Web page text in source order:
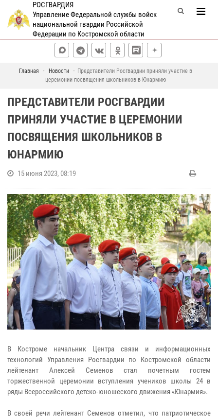
РОСГВАРДИЯ
Управление Федеральной службы войск
национальной гвардии Российской
Федерации по Костромской области
Главная Новости
Представители Росгвардии приняли участие в
церемонии посвящения школьников в Юнармию
ПРЕДСТАВИТЕЛИ РОСГВАРДИИ
ПРИНЯЛИ УЧАСТИЕ В ЦЕРЕМОНИИ
ПОСВЯЩЕНИЯ ШКОЛЬНИКОВ В
ЮНАРМИЮ
15 июня 2023, 08:19
В Костроме начальник Центра связи и информационных
технологий Управления Росгвардии по Костромской области
лейтенант Алексей Семенов стал почетным гостем
торжественной церемонии вступления учеников школы 24 в
ряды Всероссийского детско-юношеского движения «Юнармия».
В своей речи лейтенант Семенов отметил, что патриотическое